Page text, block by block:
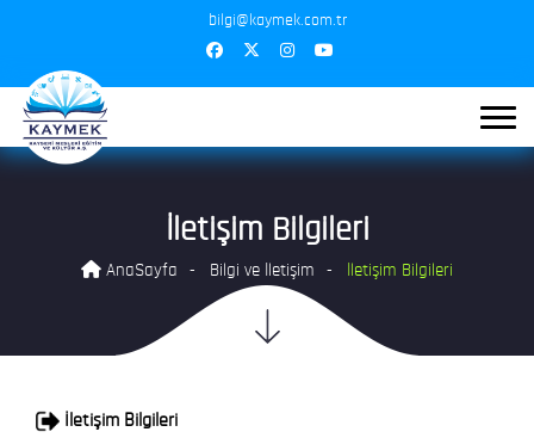
bilgi@kaymek.com.tr
İletişim Bilgileri
AnaSayfa Bilgi ve İletişim İletişim Bilgileri
İletişim Bilgileri